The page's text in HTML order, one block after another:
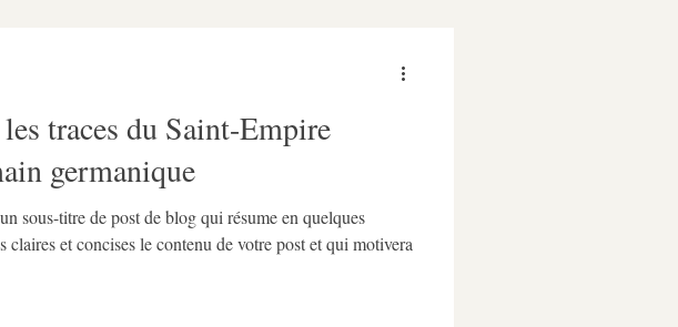
traces du Saint-Empire
germanique
sous-titre de post de blog qui résume en quelques
claires et concises le contenu de votre post et qui motivera